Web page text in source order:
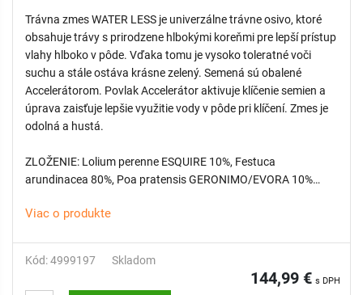
Trávna zmes WATER LESS je univerzálne trávne osivo, ktoré
obsahuje trávy s prirodzene hlbokými koreňmi pre lepší prístup
vlahy hlboko v pôde. Vďaka tomu je vysoko toleratné voči
suchu a stále ostáva krásne zelený. Semená sú obalené
Accelerátorom. Povlak Accelerátor aktivuje klíčenie semien a
úprava zaisťuje lepšie využitie vody v pôde pri klíčení. Zmes je
odolná a hustá.
ZLOŽENIE: Lolium perenne ESQUIRE 10%, Festuca
arundinacea 80%, Poa pratensis GERONIMO/EVORA 10%
DOPRAVA ZDARMA: na tento produkt sa nevzťahuje
Viac o produkte
Kód: 4999197 Skladom
144,99 € s DPH